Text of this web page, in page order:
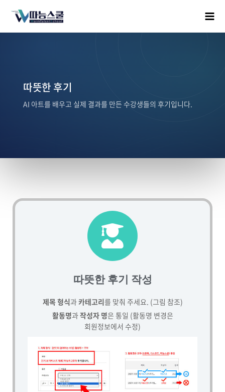
따뜻한 후기
AI 아트를 배우고 실제 결과를 만든 수강생들의 후기입니다.
따뜻한 후기 작성
제목 형식과카테고리를 맞춰 주세요. (그림 참조)
활동명과작성자 명은 통일 (활동명 변경은
회원정보에서 수정)